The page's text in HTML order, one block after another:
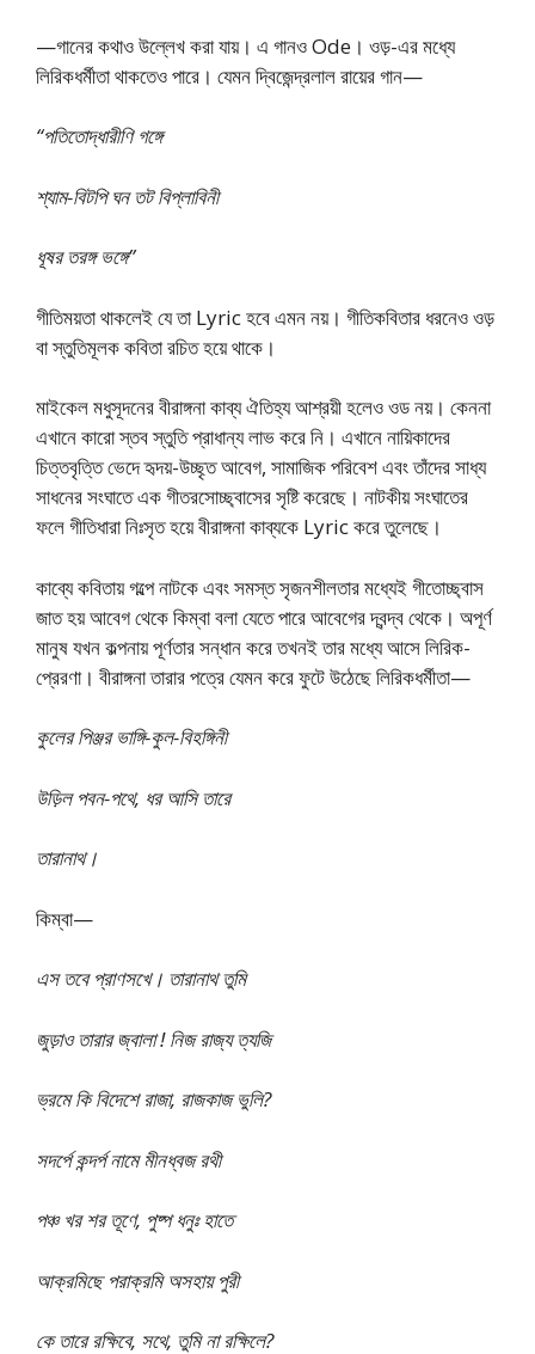
—গানের কথাও উল্লেখ করা যায়। এ গানও Ode। ওড়-এর মধ্যে
লিরিকধর্মীতা থাকতেও পারে। যেমন দ্বিজেন্দ্রলাল রায়ের গান—
“পতিতোদ্ধারীণি গঙ্গে
শ্যাম-বিটপি ঘন তট বিপ্লাবিনী
ধূষর তরঙ্গ ভঙ্গে”
গীতিময়তা থাকলেই যে তা Lyric হবে এমন নয়। গীতিকবিতার ধরনেও ওড়
বা স্তুতিমূলক কবিতা রচিত হয়ে থাকে।
মাইকেল মধুসূদনের বীরাঙ্গনা কাব্য ঐতিহ্য আশ্রয়ী হলেও ওড নয়। কেননা
এখানে কারো স্তব স্তুতি প্রাধান্য লাভ করে নি। এখানে নায়িকাদের
চিত্তবৃত্তি ভেদে হৃদয়-উচ্ছৃত আবেগ, সামাজিক পরিবেশ এবং তাঁদের সাধ্য
সাধনের সংঘাতে এক গীতরসোচ্ছ্বাসের সৃষ্টি করেছে। নাটকীয় সংঘাতের
ফলে গীতিধারা নিঃসৃত হয়ে বীরাঙ্গনা কাব্যকে Lyric করে তুলেছে।
কাব্যে কবিতায় গল্পে নাটকে এবং সমস্ত সৃজনশীলতার মধ্যেই গীতোচ্ছ্বাস
জাত হয় আবেগ থেকে কিম্বা বলা যেতে পারে আবেগের দ্বন্দ্ব থেকে। অপূর্ণ
মানুষ যখন কল্পনায় পূর্ণতার সন্ধান করে তখনই তার মধ্যে আসে লিরিক-
প্রেরণা। বীরাঙ্গনা তারার পত্রে যেমন করে ফুটে উঠেছে লিরিকধর্মীতা—
কুলের পিঞ্জর ভাঙ্গি-কুল-বিহঙ্গিনী
উড়িল পবন-পথে, ধর আসি তারে
তারানাথ।
কিম্বা—
এস তবে প্রাণসখে। তারানাথ তুমি
জুড়াও তারার জ্বালা ! নিজ রাজ্য ত্যজি
ভ্রমে কি বিদেশে রাজা, রাজকাজ ভুলি?
সদর্পে কন্দর্প নামে মীনধ্বজ রথী
পঞ্চ খর শর তূণে, পুষ্প ধনুঃ হাতে
আক্রমিছে পরাক্রমি অসহায় পুরী
কে তারে রক্ষিবে, সথে, তুমি না রক্ষিলে?